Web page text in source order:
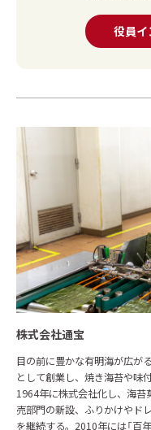
役員イ
株式会社通宝
目の前に豊かな有明海が広が
として創業し、焼き海苔や味
1964年に株式会社化し、海苔
売部門の新設、ふりかけやド
を継続する。2010年には「百